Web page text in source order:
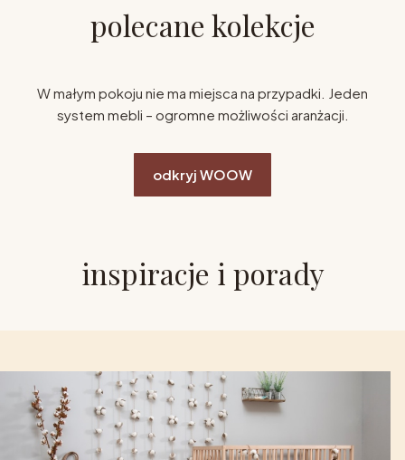
polecane kolekcje
W małym pokoju nie ma miejsca na przypadki. Jeden
system mebli – ogromne możliwości aranżacji.
odkryj WOOW
inspiracje i porady